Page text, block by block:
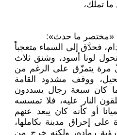
ما تملك،
فحدَّق إلى السماء متعجباً
لونا أسود، وشنق ثلاث
مرة يتمزّق على الرغم من
ووقف مشدود القامة
كان سبعة رجال يسددون
النار عليه، فلا تمسسه
أو كأنه كان يبعد عنهم
على إحراق مدينة بكاملها،
رماده، ولكنه خرج من